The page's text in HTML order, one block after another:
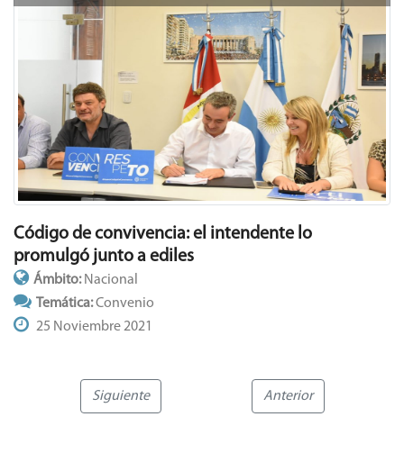
Código de convivencia: el intendente lo
promulgó junto a ediles
Ámbito: Nacional
Temática:Convenio
25 Noviembre 2021
Siguiente Anterior